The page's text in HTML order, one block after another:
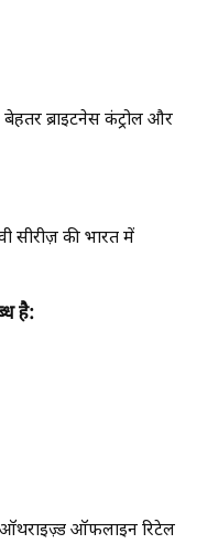
ब्राइटनेस कंट्रोल और
सीरीज़ की भारत में
है:
ऑफलाइन रिटेल